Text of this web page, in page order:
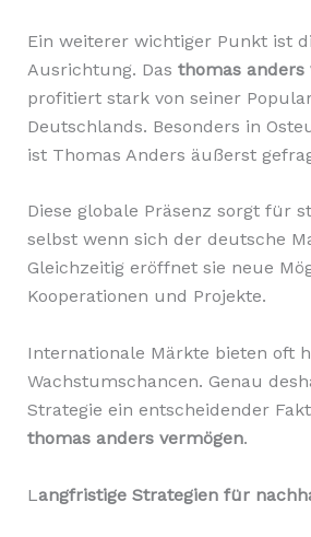
Ein weiterer wichtiger Punkt ist
Ausrichtung. Das thomas anders
profitiert stark von seiner
Deutschlands. Besonders in
ist Thomas Anders äußerst
Diese globale Präsenz sorgt für
selbst wenn sich der deutsche
Gleichzeitig eröffnet sie neue
Kooperationen und Projekte.
Internationale Märkte bieten oft
Wachstumschancen. Genau
Strategie ein entscheidender
thomas anders vermögen.
L angfristige Strategien für